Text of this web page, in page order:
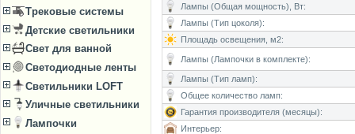
Трековые системы
Детские светильники
Свет для ванной
Светодиодные ленты
Светильники LOFT
Уличные светильники
Лампочки
Лампы (Общая мощность), Вт:
Лампы (Тип цоколя):
Площадь освещения, м2:
Лампы (Лампочки в комплекте):
Лампы (Тип ламп):
Общее количество ламп:
Гарантия производителя (месяцы):
Интерьер: